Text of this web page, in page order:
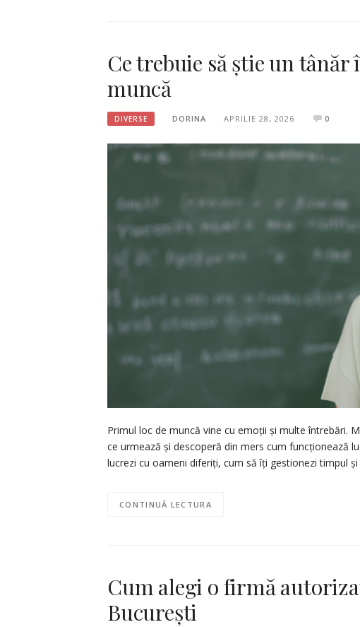
Ce trebuie să știe un
muncă
DIVERSE DORINA APRILIE 28, 2026 0
Primul loc de muncă vine cu emoții și multe întrebări.
ce urmează și descoperă din mers cum funcționează
lucrezi cu oameni diferiți, cum să îți gestionezi timpul
CONTINUĂ LECTURA
Cum alegi o firmă
București